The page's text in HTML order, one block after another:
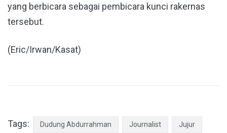
yang berbicara sebagai pembicara kunci rakernas
tersebut.
(Eric/Irwan/Kasat)
Tags: Dudung Abdurrahman Journalist Jujur